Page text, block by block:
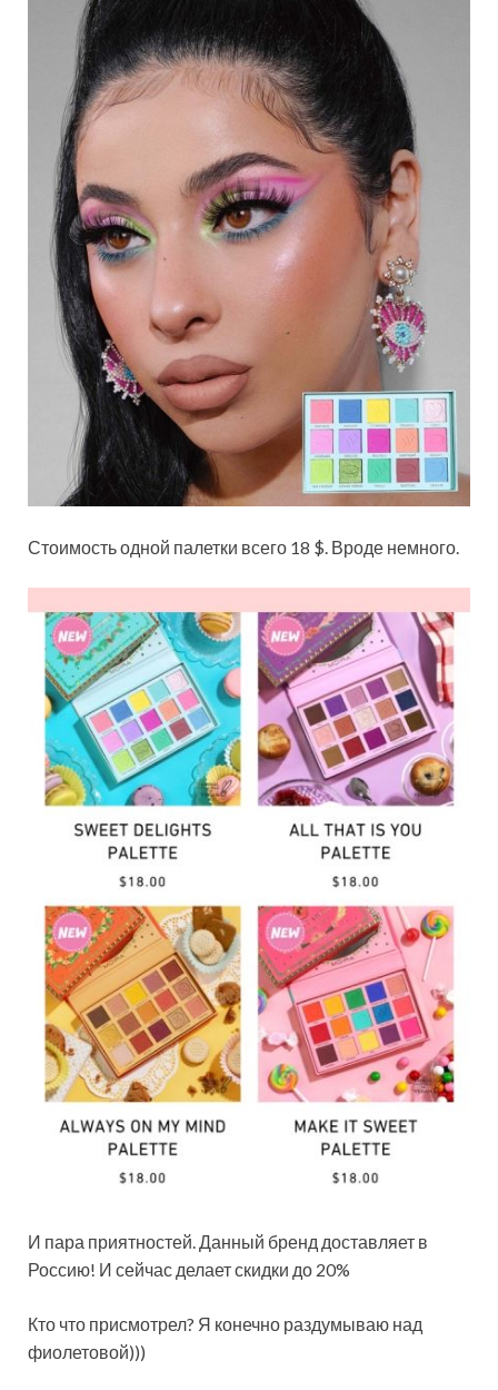
Стоимость одной палетки всего 18 $. Вроде немного.
И пара приятностей. Данный бренд доставляет в
Россию! И сейчас делает скидки до 20%
Кто что присмотрел? Я конечно раздумываю над
фиолетовой)))